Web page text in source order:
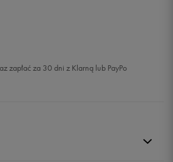
zapłać za 30 dni z Klarną lub PayPo